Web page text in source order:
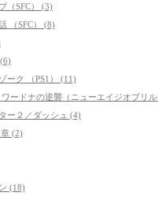
（SFC） (3)
（SFC） (8)
ーク （PS1） (11)
ードナの逆襲（ニューエイジオブリ
ー２／ダッシュ (4)
(2)
(18)